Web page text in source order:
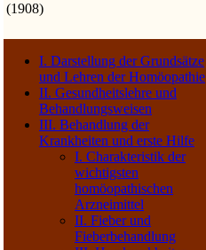
(1908)
I. Darstellung der Grundsätze
und Lehren der Homöopathie
II. Gesundheitslehre und
Behandlungsweisen
III. Behandlung der
Krankheiten und erste Hilfe
I. Charakteristik der
wichtigsten
homöopathischen
Arzneimittel
II. Fieber und
Fieberbehandlung